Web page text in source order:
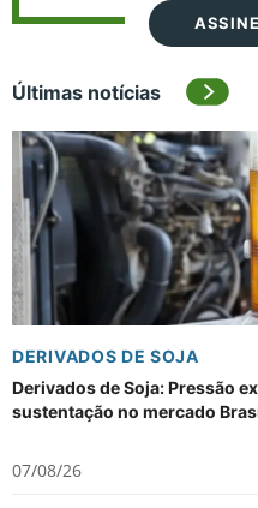
Últimas notícias
DERIVADOS DE SOJA
Derivados de Soja: Pressão
sustentação no mercado
07/08/26